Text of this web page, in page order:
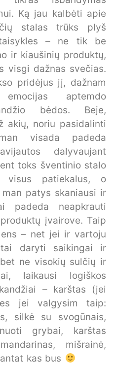
Ką jau kalbėti apie
stalas trūks plyš
– ne tik be
ir kiaušinių produktų,
visgi dažnas svečias.
pridėjus jį, dažnam
aptemdo
bėdos. Beje,
akių, noriu pasidalinti
visada padeda
dalyvaujant
toks šventinio stalo
visus patiekalus, o
patys skaniausi ir
padeda neapkrauti
įvairove. Taip
– net jei ir vartoju
tai daryti saikingai ir
ne visokių sulčių ir
laikausi logiškos
– karštas (jei
jei valgysim taip:
silkė su svogūnais,
grybai, karštas
mišrainė,
kas bus